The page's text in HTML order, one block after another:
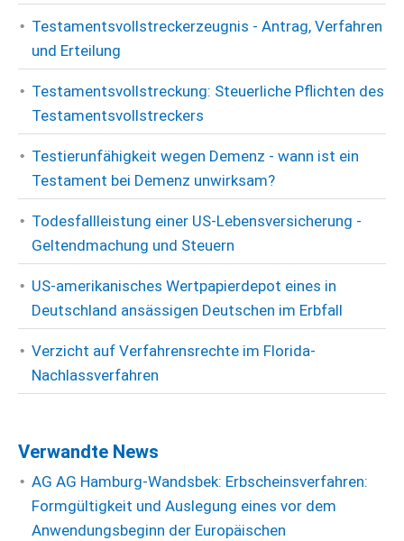
Testamentsvollstreckerzeugnis - Antrag, Verfahren
und Erteilung
Testamentsvollstreckung: Steuerliche Pflichten des
Testamentsvollstreckers
Testierunfähigkeit wegen Demenz - wann ist ein
Testament bei Demenz unwirksam?
Todesfallleistung einer US-Lebensversicherung -
Geltendmachung und Steuern
US-amerikanisches Wertpapierdepot eines in
Deutschland ansässigen Deutschen im Erbfall
Verzicht auf Verfahrensrechte im Florida-
Nachlassverfahren
Verwandte News
AG AG Hamburg-Wandsbek: Erbscheinsverfahren:
Formgültigkeit und Auslegung eines vor dem
Anwendungsbeginn der Europäischen